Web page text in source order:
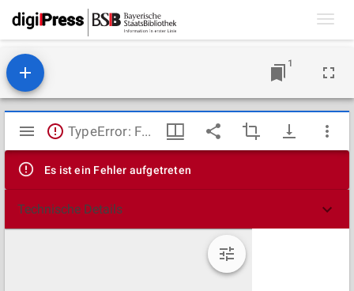
1
Mirador
Viewer
TypeError: Failed to fetch
Es ist ein Fehler aufgetreten
Technische Details